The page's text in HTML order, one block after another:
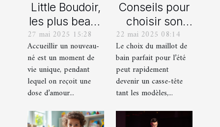
Little Boudoir,
les plus beaux
cadeaux de
naissance
personnalisés
!
27 mai 2025 15:28
Accueillir un nouveau-
né est un moment de
vie unique, pendant
lequel on reçoit une
dose d’amour...
Conseils pour
choisir son
maillot de bain
idéal pour l'été
22 mai 2025 08:14
Le choix du maillot de
bain parfait pour l’été
peut rapidement
devenir un casse-tête
tant les modèles,...